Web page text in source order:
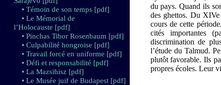
• Témoin de son temps [pdf]
• Le Mémorial de
l’Holocauste [pdf]
• Pinchas Tibor Rosenbaum [pdf]
• Culpabilité hongroise [pdf]
• Travail forcé en uniforme [pdf]
• Défi et responsabilité [pdf]
• La Mazsihisz [pdf]
• Le Musée juif de Budapest [pdf]
du pays. Quand ils
des ghettos. Du
cours de cette
cités importantes
discrimination de
l’étude du Talmud.
plutôt favorable. Ils
propres écoles. Leur